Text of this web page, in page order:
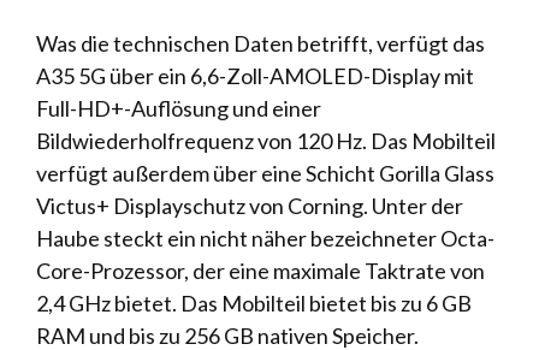
Was die technischen Daten betrifft, verfügt das
A35 5G über ein 6,6-Zoll-AMOLED-Display mit
Full-HD+-Auflösung und einer
Bildwiederholfrequenz von 120 Hz. Das Mobilteil
verfügt außerdem über eine Schicht Gorilla Glass
Victus+ Displayschutz von Corning. Unter der
Haube steckt ein nicht näher bezeichneter Octa-
Core-Prozessor, der eine maximale Taktrate von
2,4 GHz bietet. Das Mobilteil bietet bis zu 6 GB
RAM und bis zu 256 GB nativen Speicher.